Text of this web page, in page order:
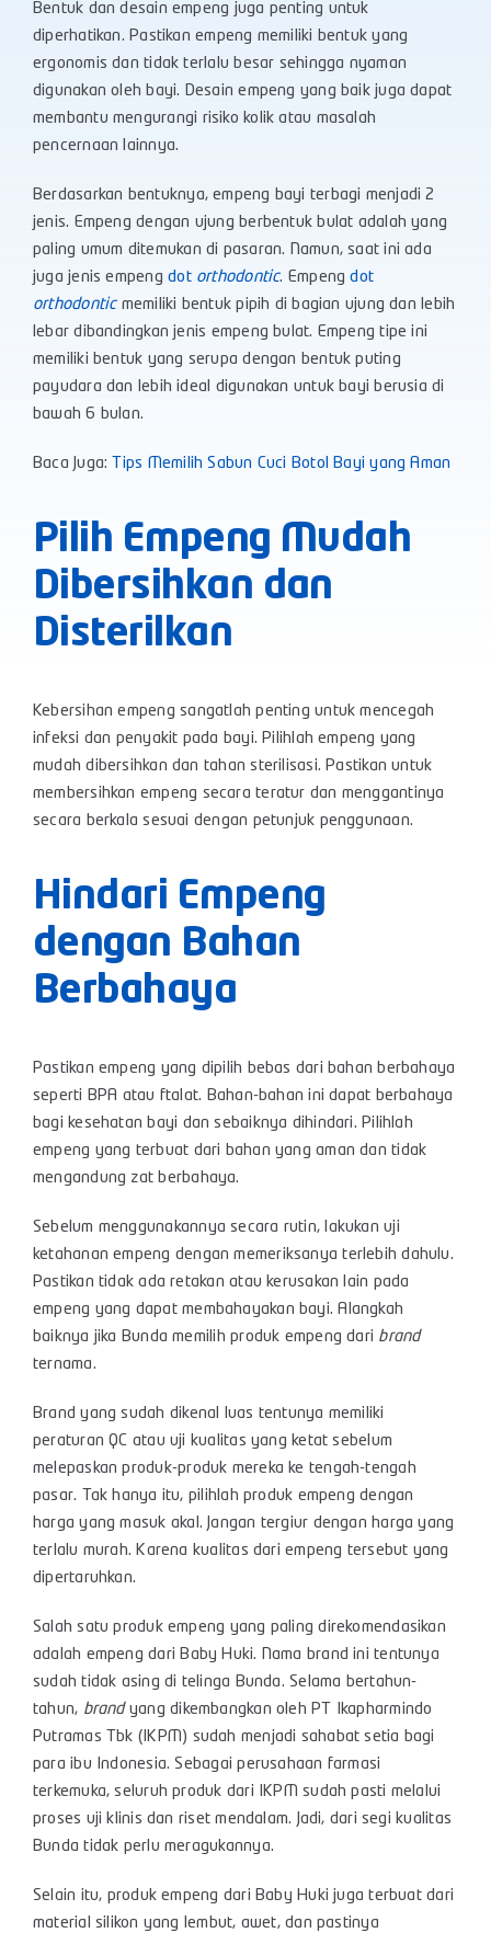
Bentuk dan desain empeng juga penting untuk
diperhatikan. Pastikan empeng memiliki bentuk yang
ergonomis dan tidak terlalu besar sehingga nyaman
digunakan oleh bayi. Desain empeng yang baik juga dapat
membantu mengurangi risiko kolik atau masalah
pencernaan lainnya.
Berdasarkan bentuknya, empeng bayi terbagi menjadi 2
jenis. Empeng dengan ujung berbentuk bulat adalah yang
paling umum ditemukan di pasaran. Namun, saat ini ada
juga jenis empengdot orthodontic. Empengdot
orthodonticmemiliki bentuk pipih di bagian ujung dan lebih
lebar dibandingkan jenis empeng bulat. Empeng tipe ini
memiliki bentuk yang serupa dengan bentuk puting
payudara dan lebih ideal digunakan untuk bayi berusia di
bawah 6 bulan.
Baca Juga: Tips Memilih Sabun Cuci Botol Bayi yang Aman
Pilih Empeng Mudah
Dibersihkan dan
Disterilkan
Kebersihan empeng sangatlah penting untuk mencegah
infeksi dan penyakit pada bayi. Pilihlah empeng yang
mudah dibersihkan dan tahan sterilisasi. Pastikan untuk
membersihkan empeng secara teratur dan menggantinya
secara berkala sesuai dengan petunjuk penggunaan.
Hindari Empeng
dengan Bahan
Berbahaya
Pastikan empeng yang dipilih bebas dari bahan berbahaya
seperti BPA atau ftalat. Bahan-bahan ini dapat berbahaya
bagi kesehatan bayi dan sebaiknya dihindari. Pilihlah
empeng yang terbuat dari bahan yang aman dan tidak
mengandung zat berbahaya.
Sebelum menggunakannya secara rutin, lakukan uji
ketahanan empeng dengan memeriksanya terlebih dahulu.
Pastikan tidak ada retakan atau kerusakan lain pada
empeng yang dapat membahayakan bayi. Alangkah
baiknya jika Bunda memilih produk empeng dari brand
ternama.
Brand yang sudah dikenal luas tentunya memiliki
peraturan QC atau uji kualitas yang ketat sebelum
melepaskan produk-produk mereka ke tengah-tengah
pasar. Tak hanya itu, pilihlah produk empeng dengan
harga yang masuk akal. Jangan tergiur dengan harga yang
terlalu murah. Karena kualitas dari empeng tersebut yang
dipertaruhkan.
Salah satu produk empeng yang paling direkomendasikan
adalah empeng dari Baby Huki. Nama brand ini tentunya
sudah tidak asing di telinga Bunda. Selama bertahun-
tahun, brand yang dikembangkan oleh PT Ikapharmindo
Putramas Tbk (IKPM) sudah menjadi sahabat setia bagi
para ibu Indonesia. Sebagai perusahaan farmasi
terkemuka, seluruh produk dari IKPM sudah pasti melalui
proses uji klinis dan riset mendalam. Jadi, dari segi kualitas
Bunda tidak perlu meragukannya.
Selain itu, produk empeng dari Baby Huki juga terbuat dari
material silikon yang lembut, awet, dan pastinya